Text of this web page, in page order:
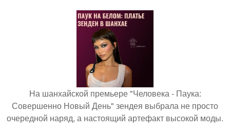
На шанхайской премьере "Человека - Паука:
Совершенно Новый День" зендея выбрала не просто
очередной наряд, а настоящий артефакт высокой моды.